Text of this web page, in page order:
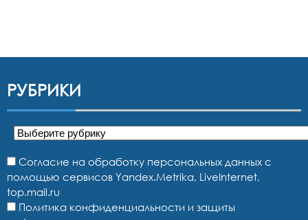
РУБРИКИ
Рубрики
Согласие на обработку персональных данных с
помощью сервисов Yandex.Metrika, LiveInternet,
top.mail.ru
Политика конфиденциальности и защиты